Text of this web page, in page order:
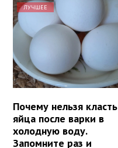
ЛУЧШЕЕ
Почему нельзя класть
яйца после варки в
холодную воду.
Запомните раз и